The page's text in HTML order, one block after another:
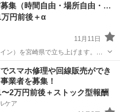
集（時間自由・場所自由・…
円前後＋α
11月11日
ン）を宮崎県で立ち上げます。
ンバ
スマホ修理や回線販売ができ
業者を募集！
2万円前後＋ストック型報酬
ケア